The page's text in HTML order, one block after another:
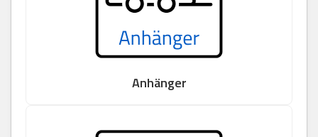
Anhänger